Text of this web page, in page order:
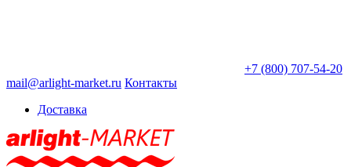
+7 (800) 707-54-20
mail@arlight-market.ru Контакты
Доставка